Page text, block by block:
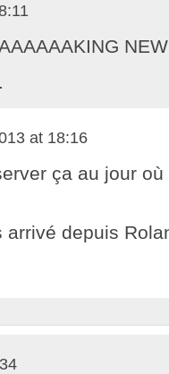
at 18:16
ça au jour
arrivé depuis